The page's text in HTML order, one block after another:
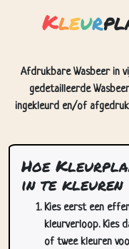
Kleur
Afdrukbare Wasbeer in
gedetailleerde
ingekleurd en/of
Hoe
in te kleuren
Kies eerst een
kleurverloop. Kies
of twee kleuren